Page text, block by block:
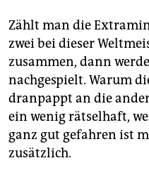
Zählt man die
zwei bei dieser
zusammen, dann
nachgespielt. Warum
dranpappt an die
ein wenig rätselhaft,
ganz gut gefahren ist
zusätzlich.